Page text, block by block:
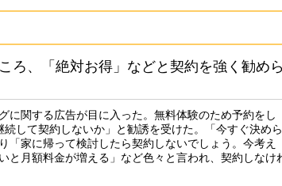
ろ、「絶対お得」などと契約を強く勧め
関する広告が目に入った。無料体験のため予約をし
して契約しないか」と勧誘を受けた。「今すぐ決め
家に帰って検討したら契約しないでしょう。今考え
と月額料金が増える」など色々と言われ、契約しなけ